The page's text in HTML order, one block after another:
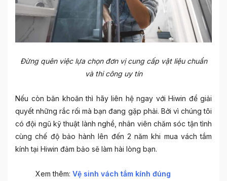
Đừng quên việc lựa chọn đơn vị cung cấp vật liệu chuẩn
và thi công uy tín
Nếu còn băn khoăn thì hãy liên hệ ngay với Hiwin để giải
quyết những rắc rối mà bạn đang gặp phải. Bởi vì chúng tôi
có đội ngũ kỹ thuật lành nghề, nhân viên chăm sóc tận tình
cùng chế độ bảo hành lên đến 2 năm khi mua vách tắm
kính tại Hiwin đảm bảo sẽ làm hài lòng bạn.
Xem thêm: Vệ sinh vách tắm kính đúng